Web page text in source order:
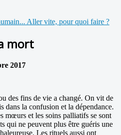
Aller vite, pour quoi faire ?
mort
2017
des fins de vie a changé. On vit de
dans la confusion et la dépendance.
mœurs et les soins palliatifs se sont
qui ne peuvent plus être guéris une
Les rituels aussi ont